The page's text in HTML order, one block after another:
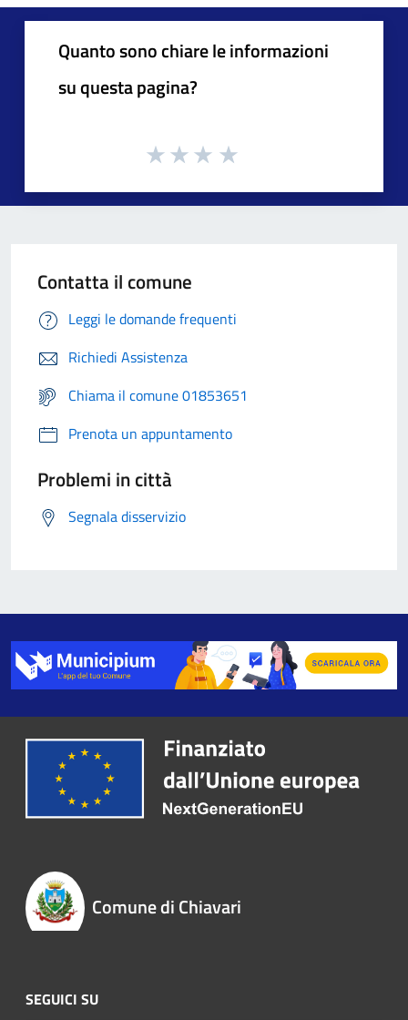
Quanto sono chiare le informazioni
su questa pagina?
Contatta il comune
Leggi le domande frequenti
Richiedi Assistenza
Chiama il comune 01853651
Prenota un appuntamento
Problemi in città
Segnala disservizio
Comune di Chiavari
SEGUICI SU